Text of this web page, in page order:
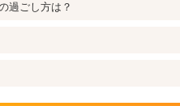
過ごし方は？